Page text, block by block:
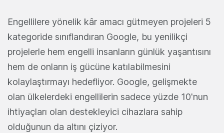
Engellilere yönelik kâr amacı gütmeyen projeleri 5
kategoride sınıflandıran Google, bu yenilikçi
projelerle hem engelli insanların günlük yaşantısını
hem de onların iş gücüne katılabilmesini
kolaylaştırmayı hedefliyor. Google, gelişmekte
olan ülkelerdeki engellilerin sadece yüzde 10'nun
ihtiyaçları olan destekleyici cihazlara sahip
olduğunun da altını çiziyor.